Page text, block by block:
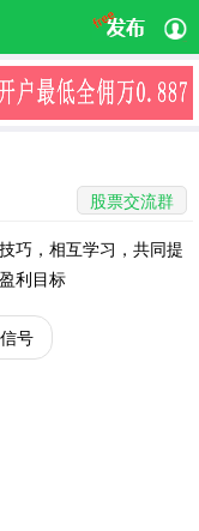
股票交流群
巧，相互学习，共同提
利目标
号